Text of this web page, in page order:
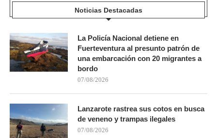
Noticias Destacadas
La Policía Nacional detiene en
Fuerteventura al presunto patrón de
una embarcación con 20 migrantes a
bordo
07/08/2026
Lanzarote rastrea sus cotos en busca
de veneno y trampas ilegales
07/08/2026